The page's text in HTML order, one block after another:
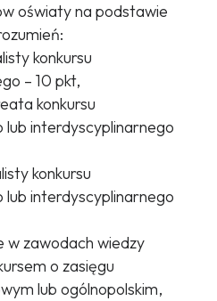
oświaty na podstawie
konkursu
– 10 pkt,
konkursu
interdyscyplinarnego
konkursu
interdyscyplinarnego
zawodach wiedzy
o zasięgu
lub ogólnopolskim,